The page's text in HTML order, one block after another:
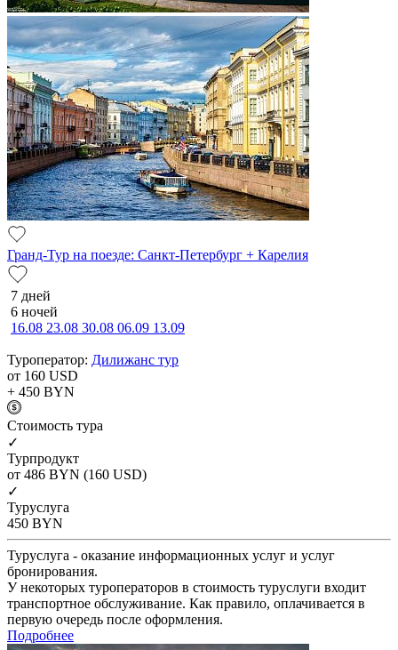
Гранд-Тур на поезде: Санкт-Петербург + Карелия
7 дней
6 ночей
16.08 23.08 30.08 06.09 13.09
Туроператор: Дилижанс тур
от 160 USD
+ 450 BYN
Cтоимость тура
✓
Турпродукт
от 486 BYN (160 USD)
✓
Туруслуга
450 BYN
Туруслуга - оказание информационных услуг и услуг
бронирования.
У некоторых туроператоров в стоимость туруслуги входит
транспортное обслуживание. Как правило, оплачивается в
первую очередь после оформления.
Подробнее